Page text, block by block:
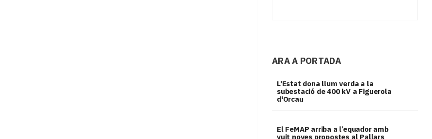
ARA A PORTADA
L'Estat dona llum verda a la
subestació de 400 kV a Figuerola
d'Orcau
El FeMAP arriba a l’equador amb
vuit noves propostes al Pallars